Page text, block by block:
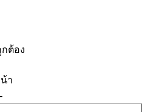
ต้อง
า